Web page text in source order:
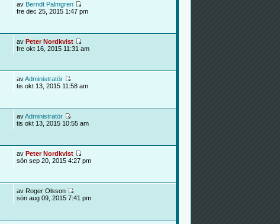
av Berndt Palmgren
fre dec 25, 2015 1:47 pm
av Peter Nordkvist
fre okt 16, 2015 11:31 am
avAdministratör
tis okt 13, 2015 11:58 am
avAdministratör
tis okt 13, 2015 10:55 am
av Peter Nordkvist
sön sep 20, 2015 4:27 pm
av Roger Olsson
sön aug 09, 2015 7:41 pm